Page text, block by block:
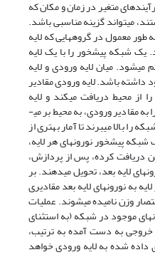
متغیر در زمان و مکان که
می­تواند گزینه مناسبی باشد.
معمول در گروه­هایی که لایه
یک شبکه پیش­خور را با یک لایه
میان لایه ورودی و لایه
داشته باشد. لایه ورودی مقادیر
محیط دریافت می­کند و لایه
مقادیر ورودی، به محیط بر می­
را بالا می­برند تا آمار بهتری از
پیش­خور نورون­های هر لایه،
دریافت کرده، پس از پردازش،
لایه بعد، تحویل می­دهند. بر
به نورون­های لایه بعد مقادیری
وزن نامیده می­شوند. عملیات
موجود در شبکه (به استثنای
خروجی به دست آمده به ترتیب،
شده به لایه ورودی خواهد